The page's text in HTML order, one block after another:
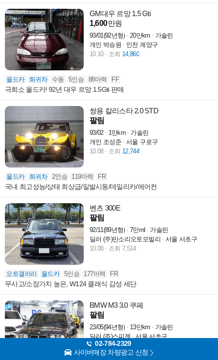
GM대우 르망 1.5 Gti
1,600만원
93/01(92년형) 20만km
가솔린
개인 박승원
인천 계양구
10.10
조회 14,860
올드카 희귀차 수동 5인승 88마력 FF
극희소 올드카! 92년 대우 르망 1.5Gti 판매
쌍용 칼리스타 2.0 STD
팔림
93/02 1만km
가솔린
개인 조성준
서울 구로구
10.08
조회 12,744
올드카 희귀차 2인승 119마력 FR
국내 최고성능/상태 최상급/일발시동/데일리카/에어컨
벤츠 300E
팔림
92/11(89년형) 7만ml
가솔린
딜러 (주)만소리오토모빌리
서울 서초구
10.08
조회 7,514
오토갤러리 올드카 5인승 177마력 FR
무사고/소장가치 높은, W124 클래식 감성 세단
BMW M3 3.0 쿠페
팔림
23/05(94년형) 13만km
가솔린
딜러 (주)스피젠
서울 서초구
10.08
조회 6,199
02-784-2329
사이버매장 차량광고 신청